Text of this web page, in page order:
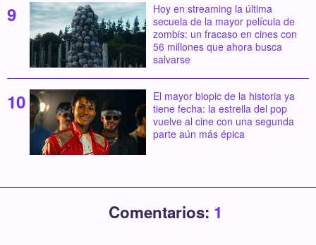
Hoy en streaming la última
secuela de la mayor película de
zombis: un fracaso en cines con
56 millones que ahora busca
salvarse
El mayor biopic de la historia ya
tiene fecha: la estrella del pop
vuelve al cine con una segunda
parte aún más épica
Comentarios: 1